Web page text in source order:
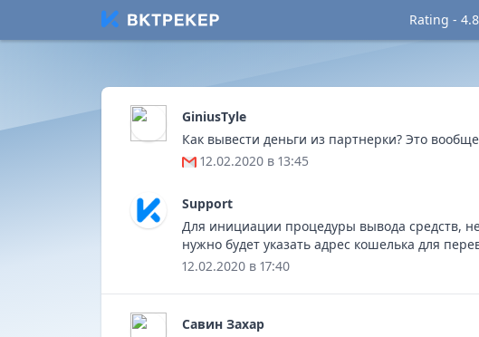
Rating -
GiniusTyle
Как вывести деньги из партнерки? Это
12.02.2020 в 13:45
Support
Для инициации процедуры вывода средств,
нужно будет указать адрес кошелька для
12.02.2020 в 17:40
Савин Захар